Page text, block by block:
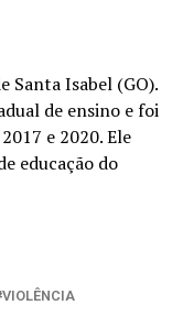
Santa Isabel (GO).
de ensino e foi
e 2020. Ele
educação do
VIOLÊNCIA